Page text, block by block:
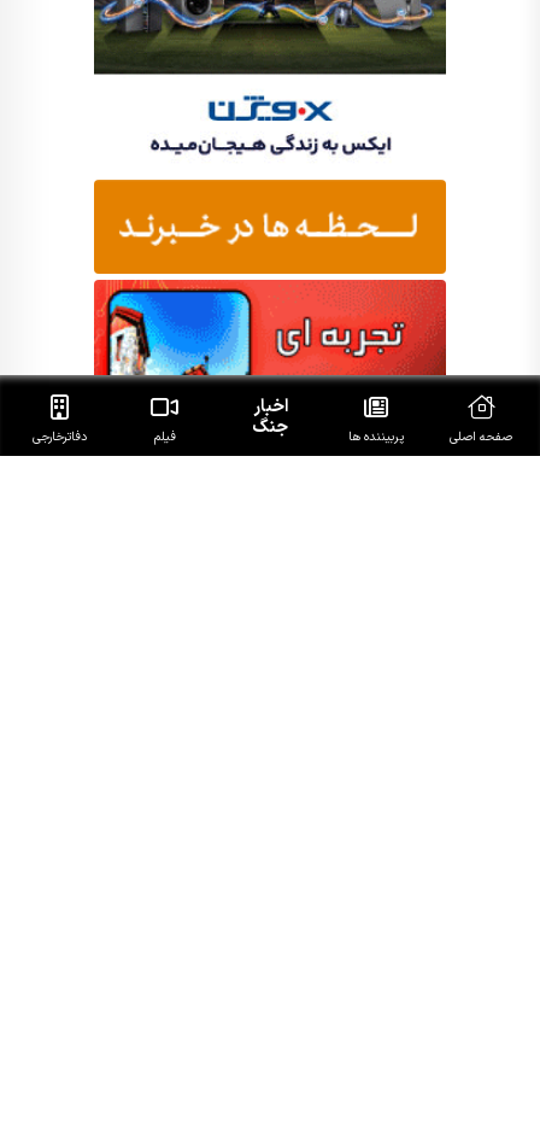
صفحه اصلی پربیننده ها
اخبار
جنگ فیلم دفاتر‌خارجی